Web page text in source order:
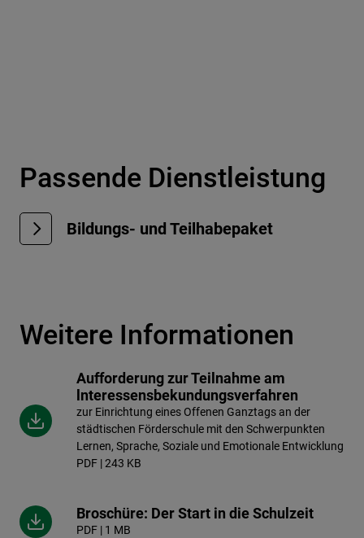
Passende Dienstleistung
Bildungs- und Teilhabepaket
Weitere Informationen
Aufforderung zur Teilnahme am
lnteressensbekundungsverfahren
zur Einrichtung eines Offenen Ganztags an der
städtischen Förderschule mit den Schwerpunkten
Lernen, Sprache, Soziale und Emotionale Entwicklung
PDF | 243 KB
Broschüre: Der Start in die Schulzeit
PDF | 1 MB